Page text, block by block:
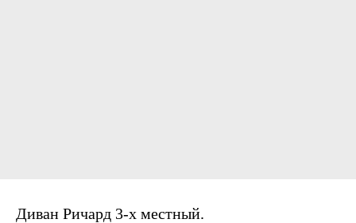
Диван Ричард 3-х местный.